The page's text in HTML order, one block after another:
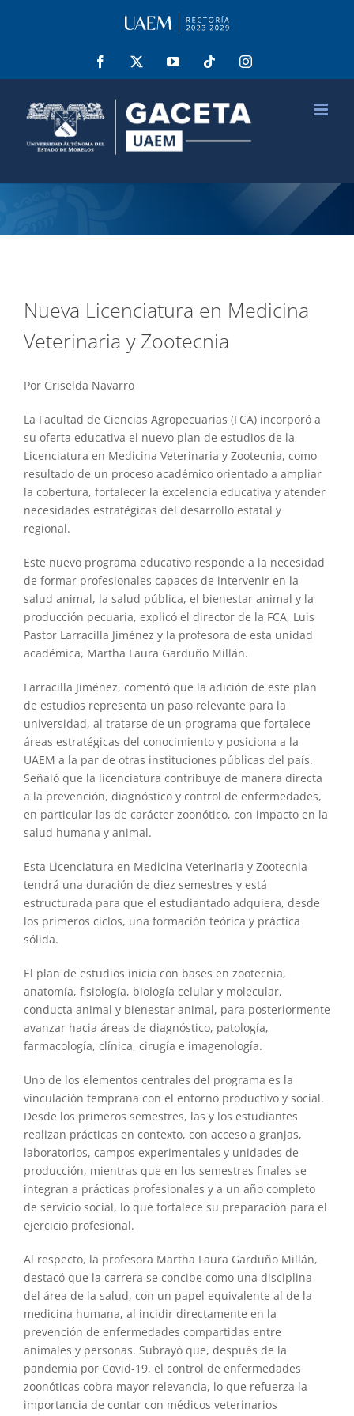
Facebook YouTube Tiktok Instagram
Nueva Licenciatura en Medicina
Veterinaria y Zootecnia
Por Griselda Navarro
La Facultad de Ciencias Agropecuarias (FCA) incorporó a
su oferta educativa el nuevo plan de estudios de la
Licenciatura en Medicina Veterinaria y Zootecnia, como
resultado de un proceso académico orientado a ampliar
la cobertura, fortalecer la excelencia educativa y atender
necesidades estratégicas del desarrollo estatal y
regional.
Este nuevo programa educativo responde a la necesidad
de formar profesionales capaces de intervenir en la
salud animal, la salud pública, el bienestar animal y la
producción pecuaria, explicó el director de la FCA, Luis
Pastor Larracilla Jiménez y la profesora de esta unidad
académica, Martha Laura Garduño Millán.
Larracilla Jiménez, comentó que la adición de este plan
de estudios representa un paso relevante para la
universidad, al tratarse de un programa que fortalece
áreas estratégicas del conocimiento y posiciona a la
UAEM a la par de otras instituciones públicas del país.
Señaló que la licenciatura contribuye de manera directa
a la prevención, diagnóstico y control de enfermedades,
en particular las de carácter zoonótico, con impacto en la
salud humana y animal.
Esta Licenciatura en Medicina Veterinaria y Zootecnia
tendrá una duración de diez semestres y está
estructurada para que el estudiantado adquiera, desde
los primeros ciclos, una formación teórica y práctica
sólida.
El plan de estudios inicia con bases en zootecnia,
anatomía, fisiología, biología celular y molecular,
conducta animal y bienestar animal, para posteriormente
avanzar hacia áreas de diagnóstico, patología,
farmacología, clínica, cirugía e imagenología.
Uno de los elementos centrales del programa es la
vinculación temprana con el entorno productivo y social.
Desde los primeros semestres, las y los estudiantes
realizan prácticas en contexto, con acceso a granjas,
laboratorios, campos experimentales y unidades de
producción, mientras que en los semestres finales se
integran a prácticas profesionales y a un año completo
de servicio social, lo que fortalece su preparación para el
ejercicio profesional.
Al respecto, la profesora Martha Laura Garduño Millán,
destacó que la carrera se concibe como una disciplina
del área de la salud, con un papel equivalente al de la
medicina humana, al incidir directamente en la
prevención de enfermedades compartidas entre
animales y personas. Subrayó que, después de la
pandemia por Covid-19, el control de enfermedades
zoonóticas cobra mayor relevancia, lo que refuerza la
importancia de contar con médicos veterinarios